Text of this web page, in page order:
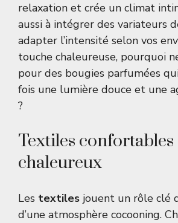
relaxation et crée un climat
aussi à intégrer des variateurs
adapter l’intensité selon vos
touche chaleureuse, pourquoi
pour des bougies parfumées
fois une lumière douce et une
?
Textiles confortables
chaleureux
Les textiles jouent un rôle clé
d’une atmosphère cocooning.